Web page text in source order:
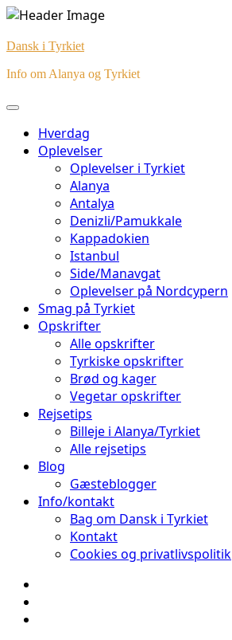
Skip
content
Dansk i Tyrkiet
Info om Alanya og Tyrkiet
Hverdag
Oplevelser
Oplevelser i Tyrkiet
Alanya
Antalya
Denizli/Pamukkale
Kappadokien
Istanbul
Side/Manavgat
Oplevelser på Nordcypern
Smag på Tyrkiet
Opskrifter
Alle opskrifter
Tyrkiske opskrifter
Brød og kager
Vegetar opskrifter
Rejsetips
Billeje i Alanya/Tyrkiet
Alle rejsetips
Blog
Gæsteblogger
Info/kontakt
Bag om Dansk i Tyrkiet
Kontakt
Cookies og privatlivspolitik